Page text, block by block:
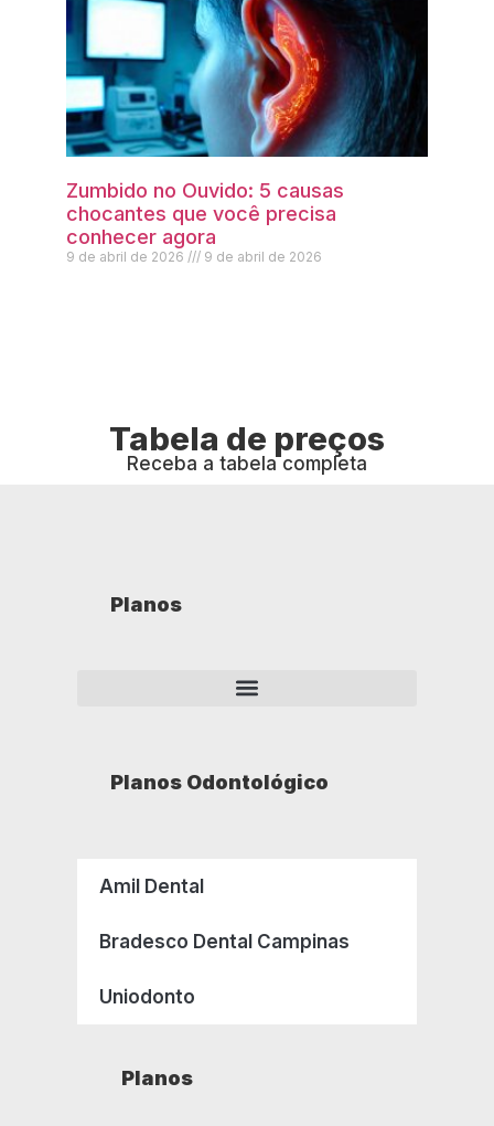
Zumbido no Ouvido: 5 causas
chocantes que você precisa
conhecer agora
9 de abril de 2026 9 de abril de 2026
Tabela de preços
Receba a tabela completa
Planos
Planos Odontológico
Amil Dental
Bradesco Dental Campinas
Uniodonto
Planos